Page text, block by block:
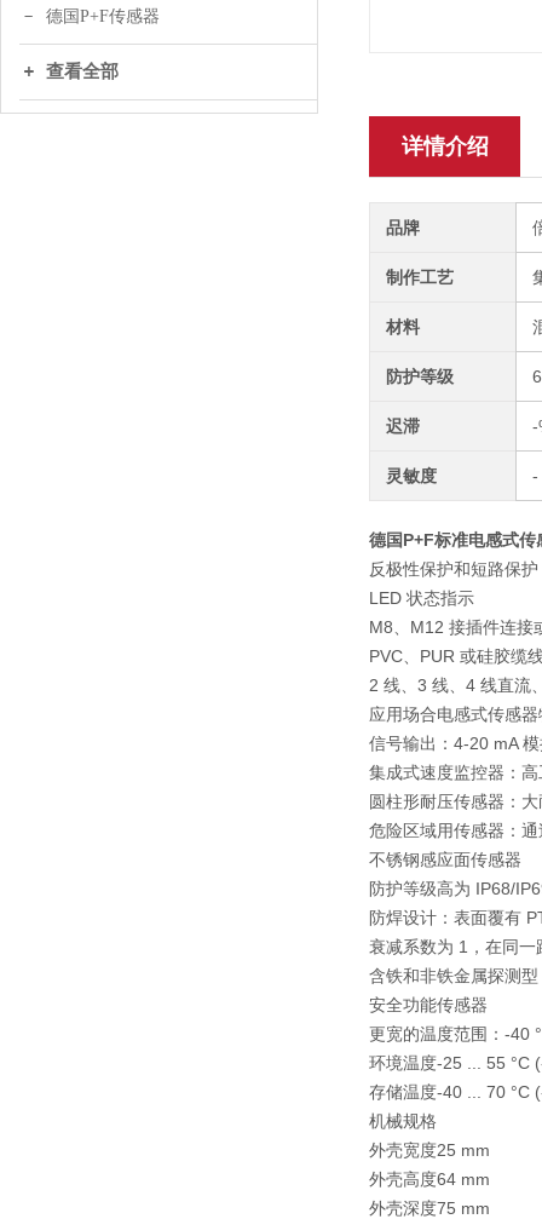
德国P+F传感器
查看全部
详情介绍
品牌
制作工艺
材料
防护等级
迟滞 -
灵敏度 -
德国P+F标准电感式
反极性保护和短路保护
LED 状态指示
M8、M12 接插件连接
PVC、PUR 或硅胶缆
2 线、3 线、4 线直流
应用场合电感式传感
信号输出：4-20 mA
集成式速度监控器：
圆柱形耐压传感器：
危险区域用传感器：
不锈钢感应面传感器
防护等级高为 IP68/
防焊设计：表面覆有
衰减系数为 1，在同
含铁和非铁金属探测型
安全功能传感器
更宽的温度范围：-40
环境温度-25 ... 55 °C
存储温度-40 ... 70 °C
机械规格
外壳宽度25 mm
外壳高度64 mm
外壳深度75 mm